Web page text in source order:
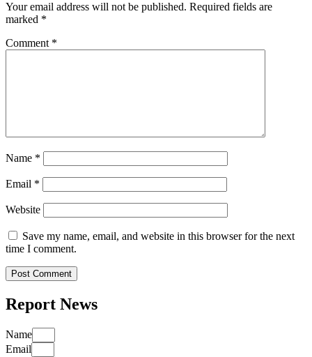
Your email address will not be published. Required fields are
marked *
Comment *
Name *
Email *
Website
Save my name, email, and website in this browser for the next
time I comment.
Report News
Name
Email